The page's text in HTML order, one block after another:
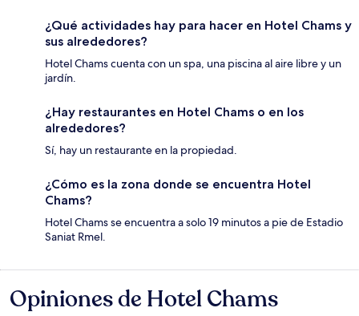
¿Qué actividades hay para hacer en Hotel Chams y
sus alrededores?
Hotel Chams cuenta con un spa, una piscina al aire libre y un
jardín.
¿Hay restaurantes en Hotel Chams o en los
alrededores?
Sí, hay un restaurante en la propiedad.
¿Cómo es la zona donde se encuentra Hotel
Chams?
Hotel Chams se encuentra a solo 19 minutos a pie de Estadio
Saniat Rmel.
Opiniones
Opiniones de Hotel Chams